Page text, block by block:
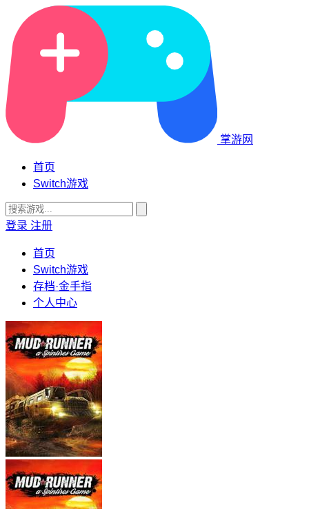
掌游网
首页
Switch游戏
登录 注册
首页
Switch游戏
存档·金手指
个人中心